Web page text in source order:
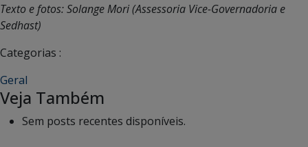
Texto e fotos: Solange Mori (Assessoria Vice-Governadoria e
Sedhast)
Categorias :
Geral
Veja Também
Sem posts recentes disponíveis.